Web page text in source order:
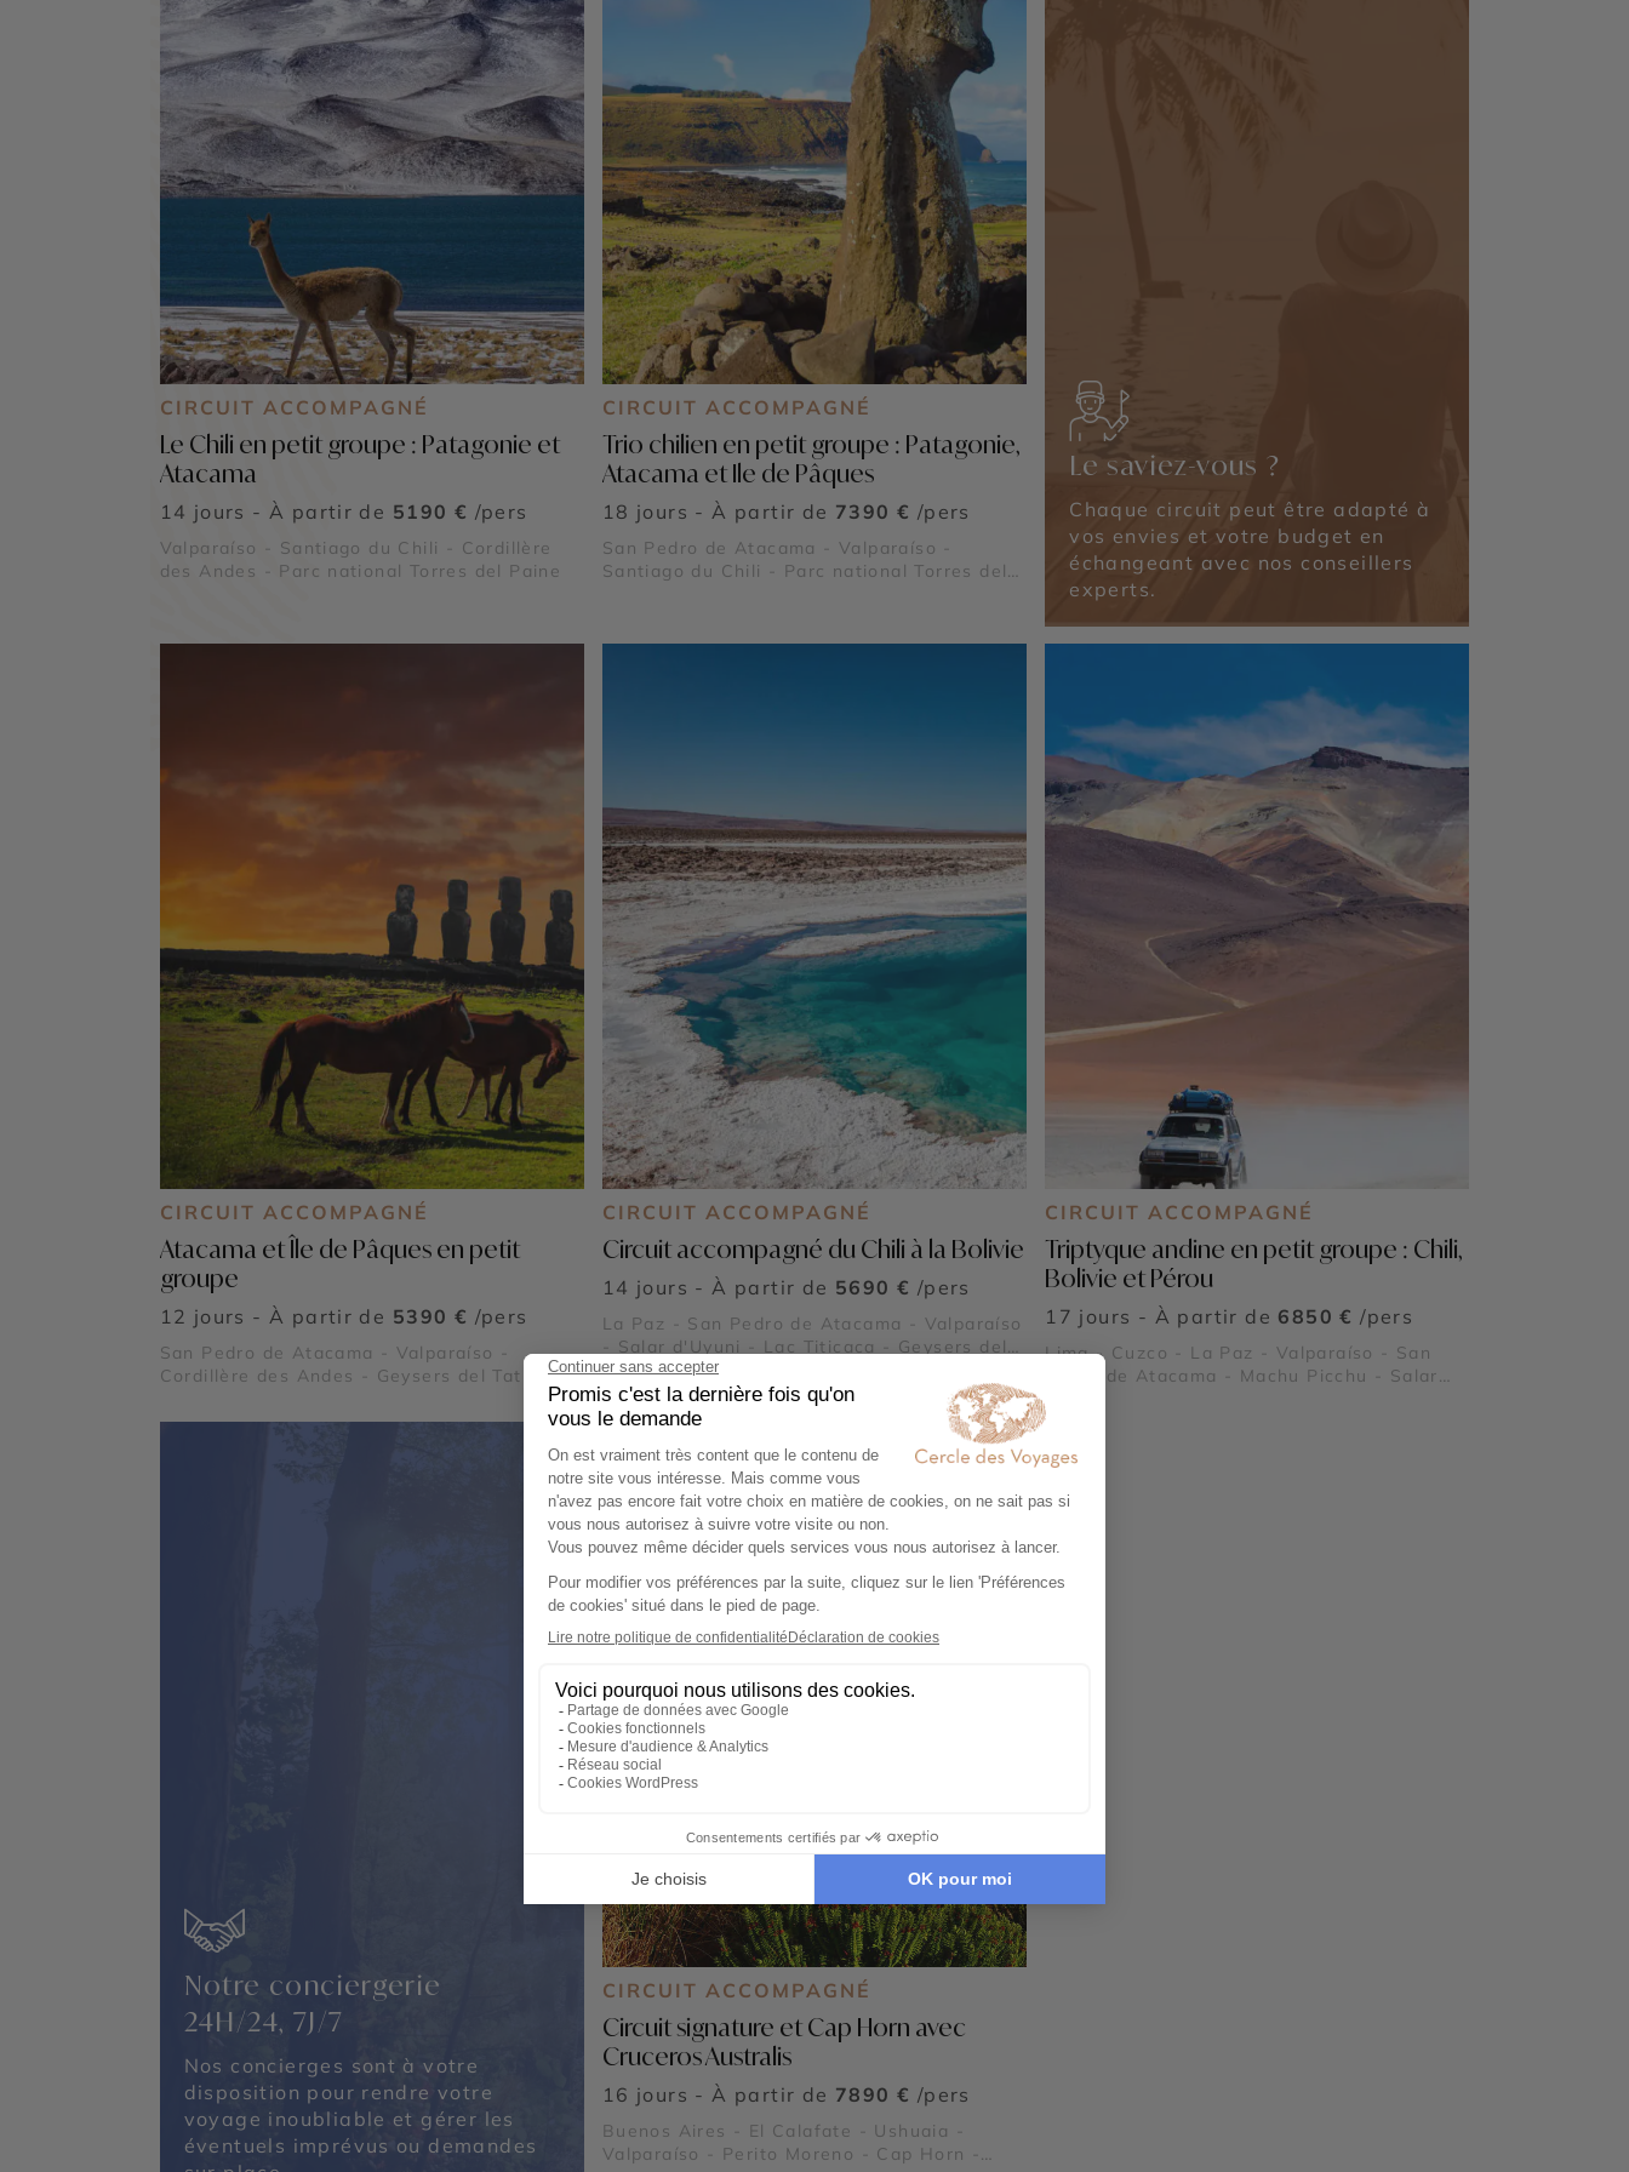
CIRCUIT ACCOMPAGNÉ
Le Chili en petit groupe : Patagonie et
Atacama
14 jours - À partir de 5190 € /pers
Valparaíso - Santiago du Chili - Cordillère
des Andes - Parc national Torres del Paine
CIRCUIT ACCOMPAGNÉ
Trio chilien en petit groupe : Patagonie,
Atacama et Ile de Pâques
18 jours - À partir de 7390 € /pers
San Pedro de Atacama - Valparaíso -
Santiago du Chili - Parc national Torres del
Le saviez-vous ?
Chaque circuit peut être adapté à
vos envies et votre budget en
échangeant avec nos conseillers
experts.
CIRCUIT ACCOMPAGNÉ
Atacama et Île de Pâques en petit
groupe
12 jours - À partir de 5390 € /pers
San Pedro de Atacama - Valparaíso -
Cordillère des Andes - Geysers del Tatio
CIRCUIT ACCOMPAGNÉ
Circuit accompagné du Chili à la Bolivie
14 jours - À partir de 5690 € /pers
La Paz - San Pedro de Atacama - Valparaíso
- Salar d'Uyuni - Lac Titicaca - Geysers del
Tatio
CIRCUIT ACCOMPAGNÉ
Triptyque andine en petit groupe : Chili,
Bolivie et Pérou
17 jours - À partir de 6850 € /pers
Lima - Cuzco - La Paz - Valparaíso - San
Pedro de Atacama - Machu Picchu - Salar
Notre conciergerie
24H/24, 7J/7
Nos concierges sont à votre
disposition pour rendre votre
voyage inoubliable et gérer les
éventuels imprévus ou demandes
CIRCUIT ACCOMPAGNÉ
Circuit signature et Cap Horn avec
Cruceros Australis
16 jours - À partir de 7890 € /pers
Buenos Aires - El Calafate - Ushuaia -
Valparaíso - Perito Moreno - Cap Horn -